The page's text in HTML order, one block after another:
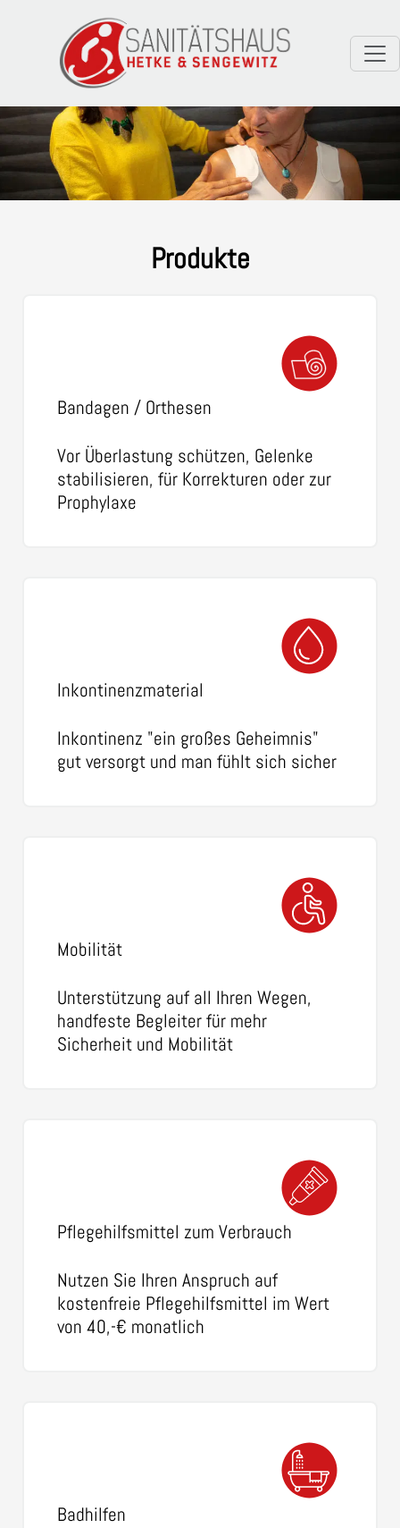
Produkte
Bandagen / Orthesen
Vor Überlastung schützen, Gelenke
stabilisieren, für Korrekturen oder zur
Prophylaxe
Inkontinenzmaterial
Inkontinenz "ein großes Geheimnis"
gut versorgt und man fühlt sich sicher
Mobilität
Unterstützung auf all Ihren Wegen,
handfeste Begleiter für mehr
Sicherheit und Mobilität
Pflegehilfsmittel zum Verbrauch
Nutzen Sie Ihren Anspruch auf
kostenfreie Pflegehilfsmittel im Wert
von 40,-€ monatlich
Badhilfen